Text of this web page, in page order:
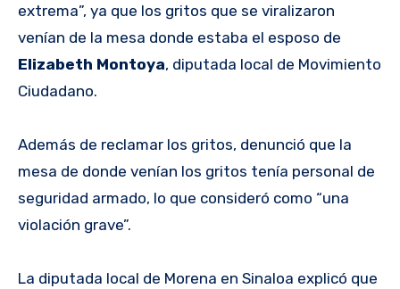
extrema”, ya que los gritos que se viralizaron
venían de la mesa donde estaba el esposo de
Elizabeth Montoya, diputada local de Movimiento
Ciudadano.
Además de reclamar los gritos, denunció que la
mesa de donde venían los gritos tenía personal de
seguridad armado, lo que consideró como “una
violación grave”.
La diputada local de Morena en Sinaloa explicó que